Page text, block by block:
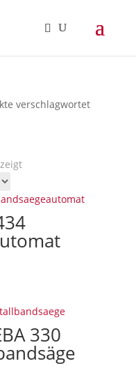
verschlagwortet
330